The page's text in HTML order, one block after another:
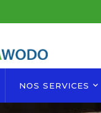
NOS SERVICES